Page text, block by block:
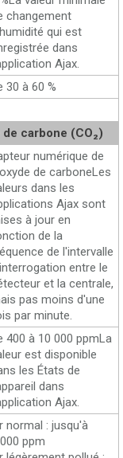
changement
qui est
dans
Ajax.
30 à 60 %
carbone (CO₂)
numérique de
de carboneLes
dans les
Ajax sont
à jour en
de la
de l'intervalle
entre le
et la centrale,
pas moins d'une
par minute.
400 à 10 000 ppmLa
est disponible
les États de
dans
Ajax.
normal : jusqu'à
ppm